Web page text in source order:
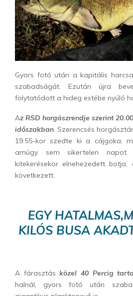
Gyors fotó után a kapitális
szabadságát. Ezután újra
folytatódott a hideg estébe nyúló
Az RSD horgászrendje szerint
időszakban. Szerencsés
19.55-kor szedte ki a cájgoka,
amúgy sem sikertelen
kitekerésekor elnehezedett
következett.
EGY
KILÓS BUSA
A fárasztásközel 40 Percig
halnál, gyors fotó után